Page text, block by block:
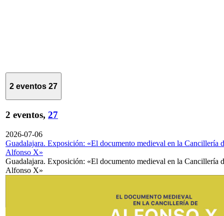
2 eventos 27
2 eventos, 27
2026-07-06
Guadalajara. Exposición: «El documento medieval en la Cancillería
Alfonso X»
Guadalajara. Exposición: «El documento medieval en la Cancillería
Alfonso X»